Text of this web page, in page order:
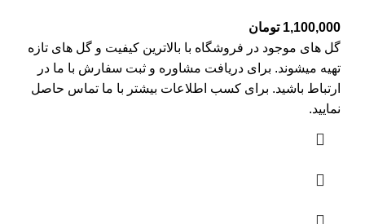
1,100,000 تومان
گل های موجود در فروشگاه با بالاترین کیفیت و گل های تازه
تهیه میشوند. برای دریافت مشاوره و ثبت سفارش با ما در
ارتباط باشید. برای کسب اطلاعات بیشتر با ما تماس حاصل
نمایید.